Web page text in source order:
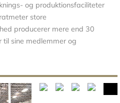
og produktionsfaciliteter
store
producerer mere end 30
til sine medlemmer og